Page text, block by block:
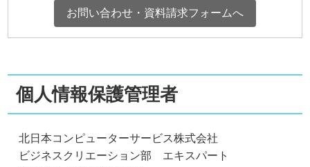
個人情報保護管理者
北日本コンピューターサービス株式会社
ビジネスクリエーション部 エキスパート